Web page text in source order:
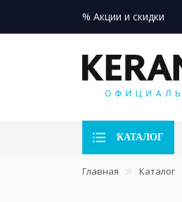
% Акции и скидки
КАТАЛОГ
Главная Каталог